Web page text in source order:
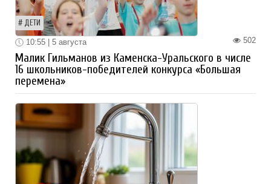
ДЕТИ
502
10:55 | 5 августа
Малик Гильманов из Каменска-Уральского в числе
16 школьников-победителей конкурса «Большая
перемена»